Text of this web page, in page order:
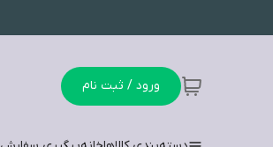
ورود / ثبت نام